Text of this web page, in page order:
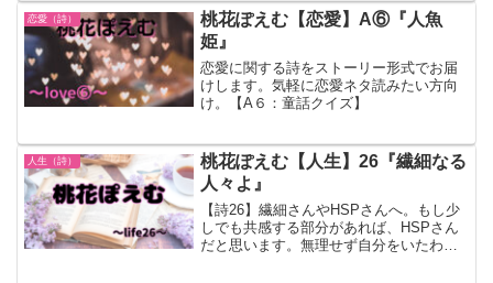
恋愛（詩）
桃花ぽえむ【恋愛】A⑥『人魚
姫』
恋愛に関する詩をストーリー形式でお届
けします。気軽に恋愛ネタ読みたい方向
け。【A６：童話クイズ】
人生（詩）
桃花ぽえむ【人生】26『繊細なる
人々よ』
【詩26】繊細さんやHSPさんへ。もし少
しでも共感する部分があれば、HSPさん
だと思います。無理せず自分をいたわっ